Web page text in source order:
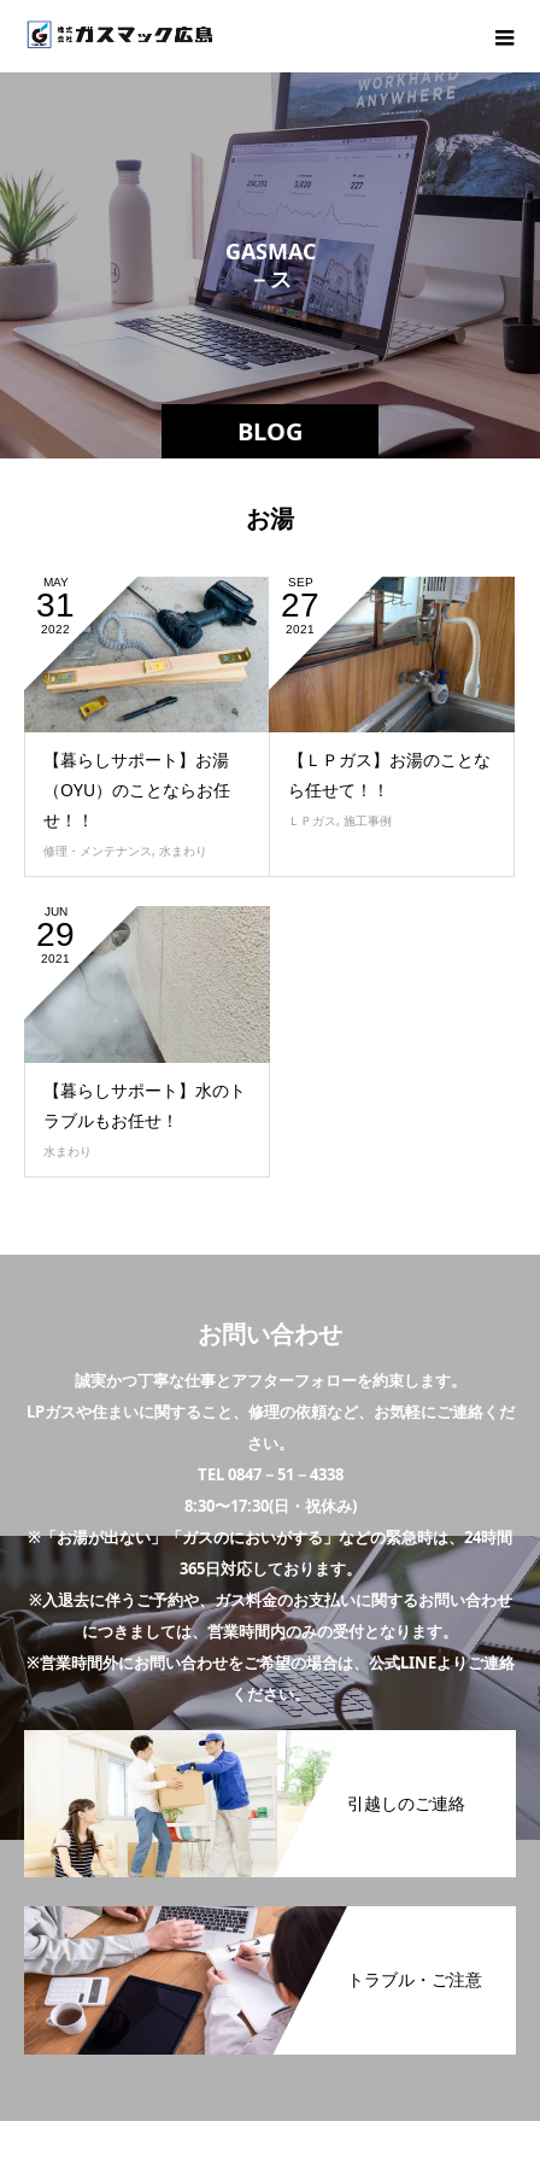
BLOG
GASMAC
－スタッフ
お湯
MAY
31
2022
【暮らしサポート】お湯
（OYU）のことならお任
せ！！
修理・メンテナンス, 水まわり
SEP
27
2021
【ＬＰガス】お湯のことな
ら任せて！！
ＬＰガス, 施工事例
JUN
29
2021
【暮らしサポート】水のト
ラブルもお任せ！
水まわり
お問い合わせ
誠実かつ丁寧な仕事とアフターフォローを約束します。
LPガスや住まいに関すること、修理の依頼など、お気軽にご連絡くだ
さい。
TEL 0847－51－4338
8:30〜17:30(日・祝休み)
※「お湯が出ない」「ガスのにおいがする」などの緊急時は、24時間
365日対応しております。
※入退去に伴うご予約や、ガス料金のお支払いに関するお問い合わせ
につきましては、営業時間内のみの受付となります。
※営業時間外にお問い合わせをご希望の場合は、公式LINEよりご連絡
ください。
引越しのご連絡
トラブル・ご注意